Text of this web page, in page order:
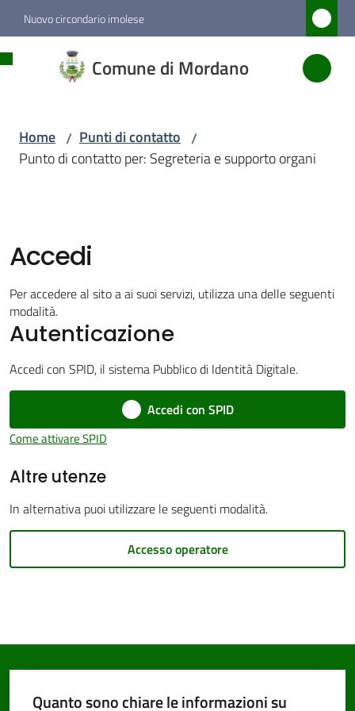
Vai al contenuto
Vai alla navigazione
Vai al footer
Nuovo circondario imolese
Comune di Mordano
di
Servizi
Vivere
Mordano
PNRR
Servizi
on-
line
Tutti
Home / Punti di contatto /
Punto di contatto per: Segreteria e supporto organi
Accedi
Per accedere al sito a ai suoi servizi, utilizza una delle seguenti
modalità.
Autenticazione
Accedi con SPID, il sistema Pubblico di Identità Digitale.
Accedi con SPID
Come attivare SPID
Altre utenze
In alternativa puoi utilizzare le seguenti modalità.
Accesso operatore
Quanto sono chiare le informazioni su